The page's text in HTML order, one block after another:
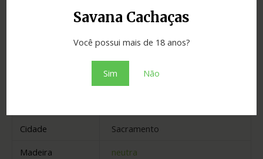
Savana Cachaças
Você possui mais de 18 anos?
Sim Não
Informação adicional
Cidade
Sacramento
Madeira
neutra